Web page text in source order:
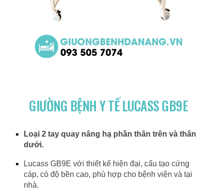
GIƯỜNG BỆNH Y TẾ LUCASS GB9E
Loại 2 tay quay nâng hạ phần thân trên và thân
dưới.
Lucass GB9E với thiết kế hiện đại, cấu tạo cứng
cáp, có độ bền cao, phù hợp cho bệnh viện và tại
nhà.